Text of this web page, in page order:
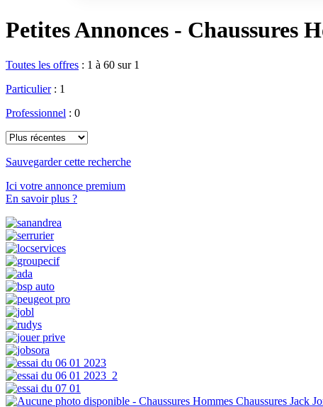
Petites Annonces - Chaussures
Toutes les offres : 1 à 60 sur 1
Particulier: 1
Professionnel : 0
Sauvegarder cette recherche
Ici votre annonce premium
En savoir plus ?